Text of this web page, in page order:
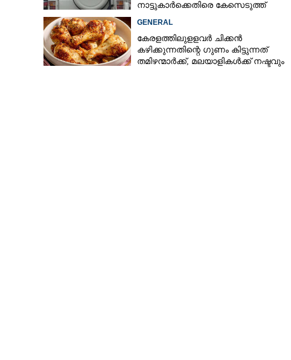
നാട്ടുകാർക്കെതിരെ കേസെടുത്ത്
GENERAL
കേരളത്തിലുളളവർ ചിക്കൻ
കഴിക്കുന്നതിന്റെ ഗുണം കിട്ടുന്നത്
തമിഴന്മാർക്ക്, മലയാളികൾക്ക് നഷ്ടവും